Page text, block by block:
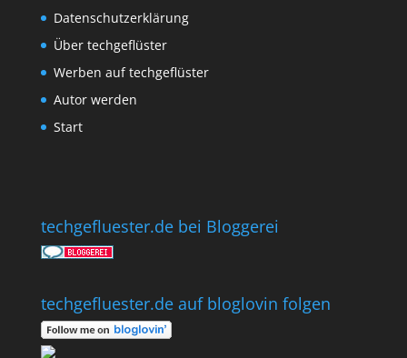
Datenschutzerklärung
Über techgeflüster
Werben auf techgeflüster
Autor werden
Start
techgefluester.de bei Bloggerei
techgefluester.de auf bloglovin folgen